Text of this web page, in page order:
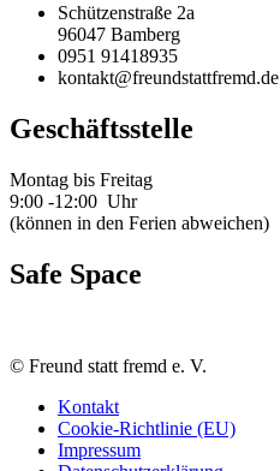
Schützenstraße 2a
96047 Bamberg
0951 91418935
kontakt@freundstattfremd.de
Geschäftsstelle
Montag bis Freitag
9:00 -12:00 Uhr
(können in den Ferien abweichen)
Safe Space
© Freund statt fremd e. V.
Kontakt
Cookie-Richtlinie (EU)
Impressum